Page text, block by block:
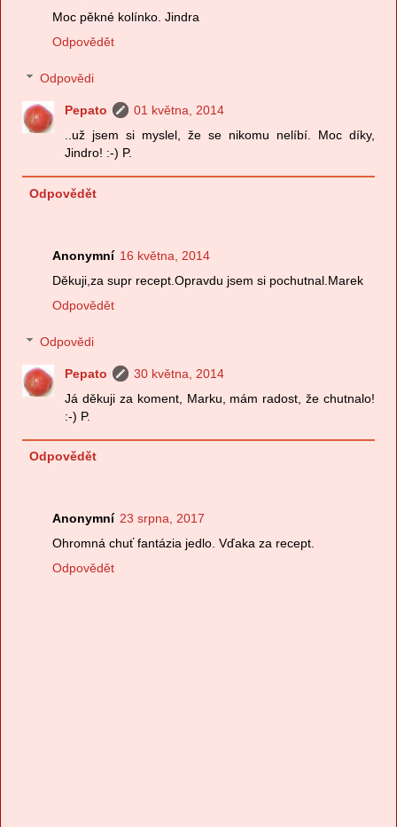
Moc pěkné kolínko. Jindra
Odpovědět
Odpovědi
Pepato
01 května, 2014
..už jsem si myslel, že se nikomu nelíbí. Moc díky,
Jindro! :-) P.
Odpovědět
Anonymní 16 května, 2014
Děkuji,za supr recept.Opravdu jsem si pochutnal.Marek
Odpovědět
Odpovědi
Pepato
30 května, 2014
Já děkuji za koment, Marku, mám radost, že chutnalo!
:-) P.
Odpovědět
Anonymní 23 srpna, 2017
Ohromná chuť fantázia jedlo. Vďaka za recept.
Odpovědět